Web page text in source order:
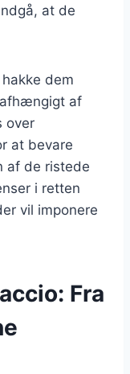
at de
dem
af
over
at bevare
af de ristede
i retten
vil imponere
Fra